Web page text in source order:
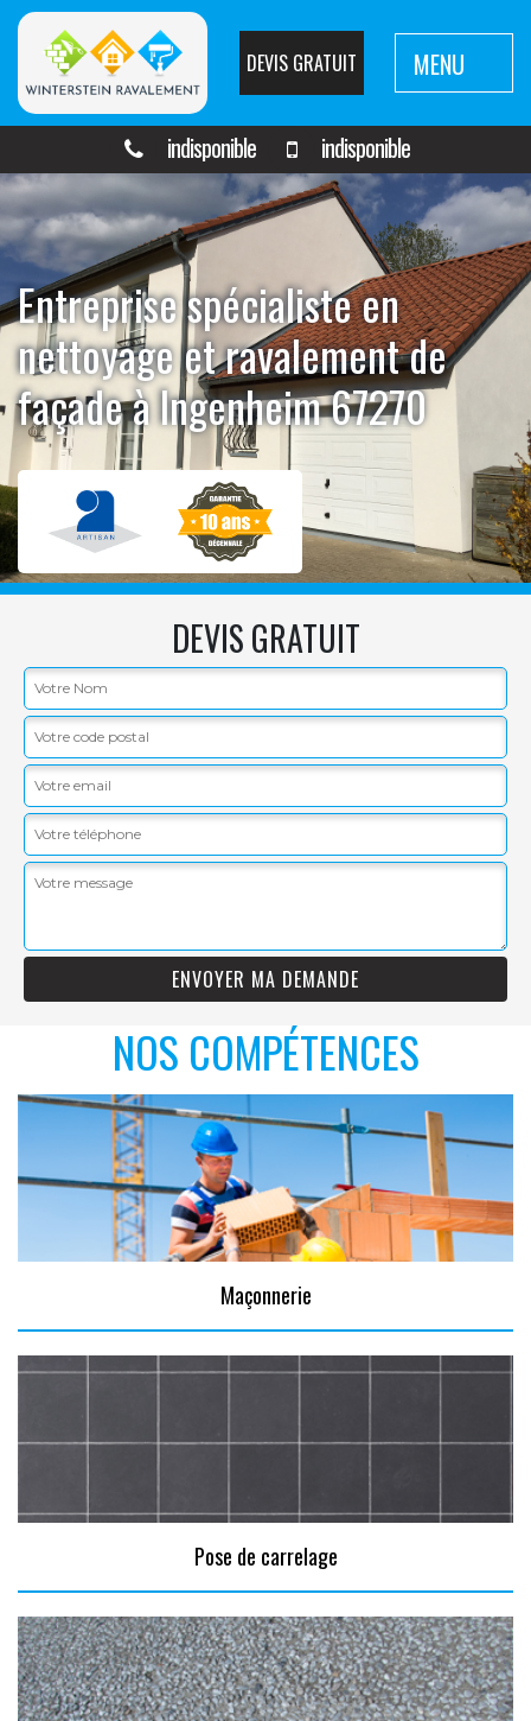
DEVIS GRATUIT MENU
indisponible indisponible
Entreprise spécialiste en
nettoyage et ravalement de
façade à Ingenheim 67270
DEVIS GRATUIT
NOS COMPÉTENCES
Maçonnerie
Pose de carrelage